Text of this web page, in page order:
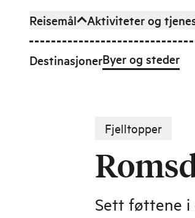
Hopp til hovedinnhold
Reisemål
DestinasjonerByer og steder
Aktiviteter og
Fjelltopper
Sett føttene i